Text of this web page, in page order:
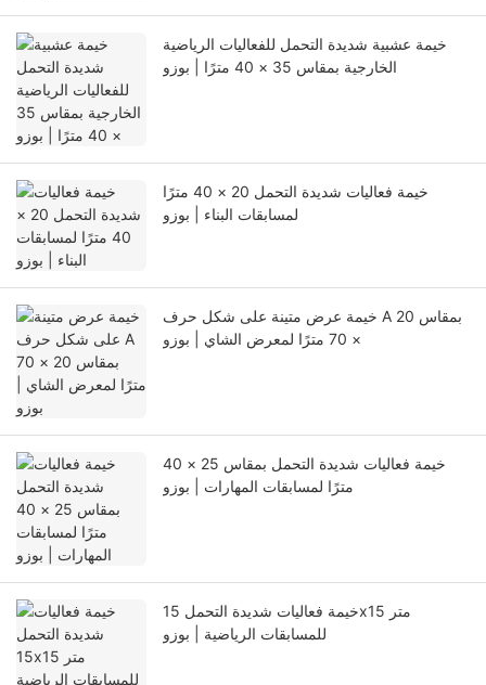
خيمة عشبية شديدة التحمل للفعاليات الرياضية
الخارجية بمقاس 35 × 40 مترًا | بوزو
خيمة فعاليات شديدة التحمل 20 × 40 مترًا
لمسابقات البناء | بوزو
خيمة عرض متينة على شكل حرف A بمقاس 20
× 70 مترًا لمعرض الشاي | بوزو
خيمة فعاليات شديدة التحمل بمقاس 25 × 40
مترًا لمسابقات المهارات | بوزو
خيمة فعاليات شديدة التحمل 15x15 متر
للمسابقات الرياضية | بوزو